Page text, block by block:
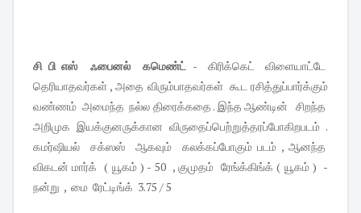
சி பி எஸ் ஃபைனல் கமெண்ட் - கிரிக்கெட் விளையாட்டே
தெரியாதவர்கள் , அதை விரும்பாதவர்கள் கூட ரசித்துப்பார்க்கும்
வண்ணம் அமைந்த நல்ல திரைக்கதை . இந்த ஆண்டின் சிறந்த
அறிமுக இயக்குனருக்கான விருதைப்பெற்றுத்தரப்போகிறபடம் .
கமர்ஷியல் சக்ஸஸ் ஆகவும் கலக்கப்போகும் படம் , ஆனந்த
விகடன் மார்க் ( யூகம் ) - 50 , குமுதம் ரேங்க்கிங்க் ( யூகம் ) -
நன்று , மை ரேட்டிங்க் 3.75 / 5